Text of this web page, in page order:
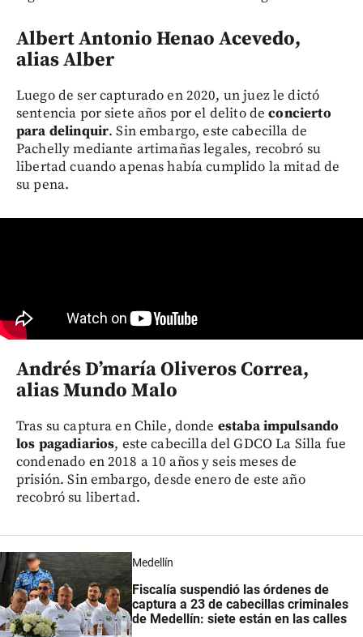
Albert Antonio Henao Acevedo,
alias Alber
Luego de ser capturado en 2020, un juez le dictó
sentencia por siete años por el delito de concierto
para delinquir. Sin embargo, este cabecilla de
Pachelly mediante artimañas legales, recobró su
libertad cuando apenas había cumplido la mitad de
su pena.
Andrés D’maría Oliveros Correa,
alias Mundo Malo
Tras su captura en Chile, donde estaba impulsando
los pagadiarios, este cabecilla del GDCO La Silla fue
condenado en 2018 a 10 años y seis meses de
prisión. Sin embargo, desde enero de este año
recobró su libertad.
Medellín
Fiscalía suspendió las órdenes de
captura a 23 de cabecillas criminales
de Medellín: siete están en las calles